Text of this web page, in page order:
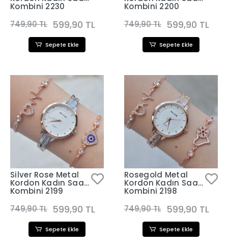
Kombini 2230
749,90 TL 599,90 TL
Sepete Ekle
Kombini 2200
749,90 TL 599,90 TL
Sepete Ekle
Silver Rose Metal
Kordon Kadın Saat
Kombini 2199
749,90 TL 599,90 TL
Sepete Ekle
Rosegold Metal
Kordon Kadın Saat
Kombini 2198
749,90 TL 599,90 TL
Sepete Ekle